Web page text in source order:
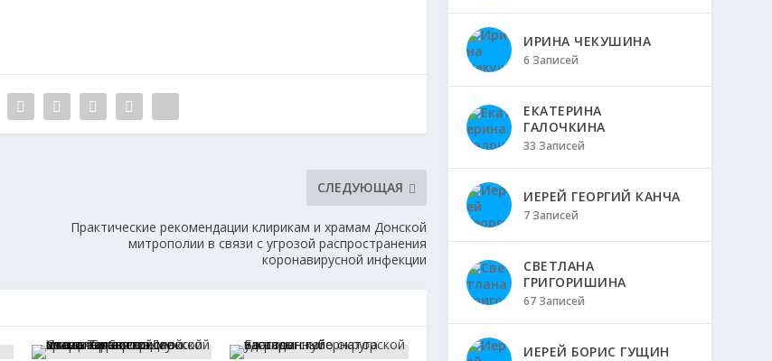
СЛЕДУЮЩАЯ
Практические рекомендации клирикам и храмам Донской
митрополии в связи c угрозой распространения
коронавирусной инфекции
ИРИНА ЧЕКУШИНА
6 Записей
ЕКАТЕРИНА
ГАЛОЧКИНА
33 Записей
ИЕРЕЙ ГЕОРГИЙ КАНЧА
7 Записей
СВЕТЛАНА
ГРИГОРИШИНА
67 Записей
ИЕРЕЙ БОРИС ГУЩИН